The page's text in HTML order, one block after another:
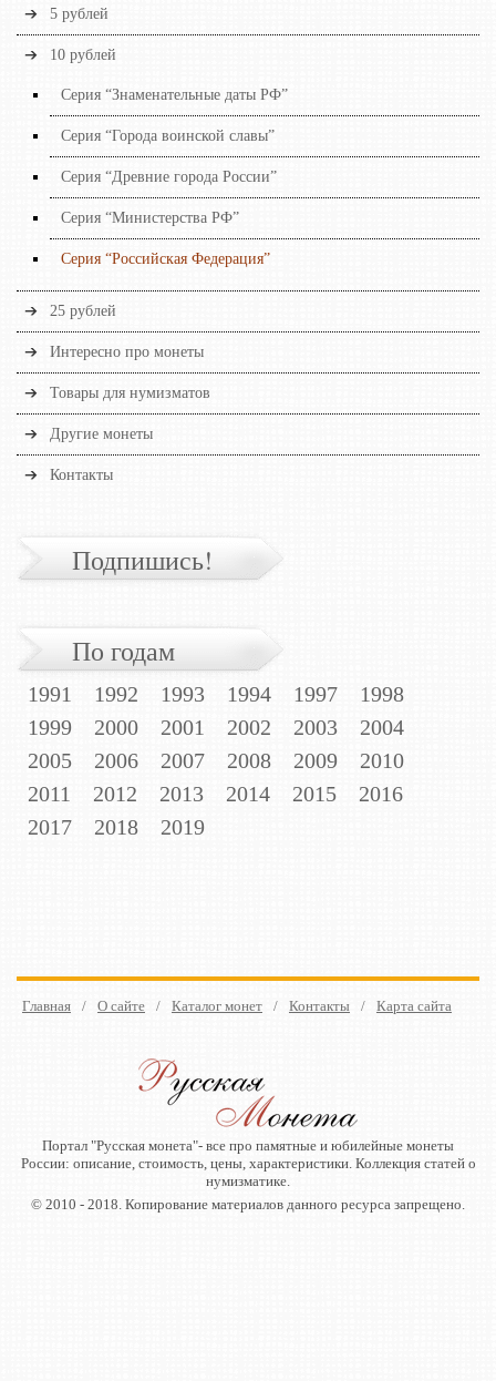
5 рублей
10 рублей
Серия “Знаменательные даты РФ”
Серия “Города воинской славы”
Серия “Древние города России”
Серия “Министерства РФ”
Серия “Российская Федерация”
25 рублей
Интересно про монеты
Товары для нумизматов
Другие монеты
Контакты
Подпишись!
По годам
1991 1992 1993 1994 1997
1998
1999
2000 2001 2002 2003
2004
2005
2006 2007 2008 2009
2010
2011
2012 2013 2014 2015
2016
2017
2018 2019
Главная / О сайте / Каталог монет / Контакты / Карта сайта
Портал "Русская монета"- все про памятные и юбилейные монеты
России: описание, стоимость, цены, характеристики. Коллекция статей о
нумизматике.
© 2010 - 2018. Копирование материалов данного ресурса запрещено.